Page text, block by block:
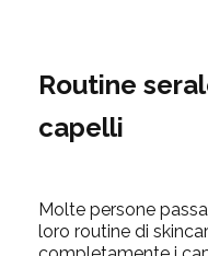
Routine
capelli
Molte persone
loro routine di